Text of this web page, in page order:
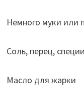
Немного муки или
Соль, перец,
Масло для жарки